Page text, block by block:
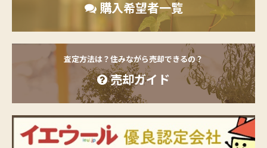
購入希望者一覧
査定方法は？住みながら売却できるの？
売却ガイド